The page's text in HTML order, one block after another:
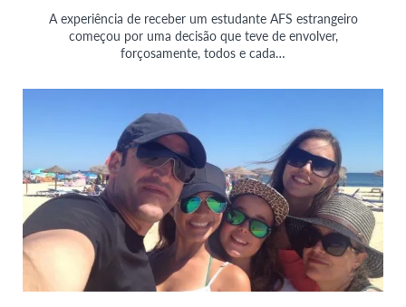
A experiência de receber um estudante AFS estrangeiro
começou por uma decisão que teve de envolver,
forçosamente, todos e cada…